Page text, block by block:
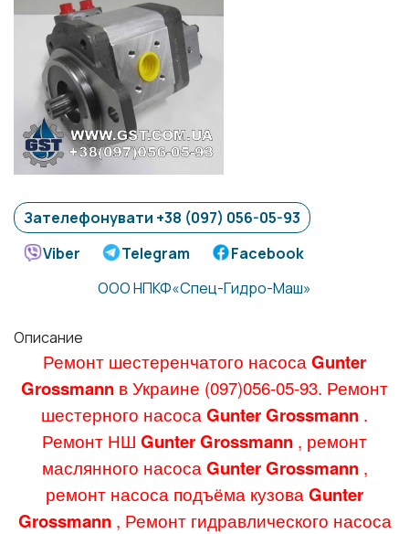
Зателефонувати +38 (097) 056-05-93
Viber
Telegram
Facebook
ООО НПКФ«Спец-Гидро-Маш»
Описание
Ремонт шестеренчатого насосаGunter
Grossmann в Украине (097)056-05-93. Ремонт
шестерного насосаGunter Grossmann .
Ремонт НШ Gunter Grossmann , ремонт
маслянного насосаGunter Grossmann ,
ремонт насоса подъёма кузоваGunter
Grossmann , Ремонт гидравлического насоса